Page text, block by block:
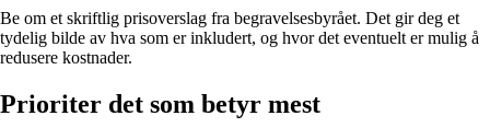
Be om et skriftlig prisoverslag fra begravelsesbyrået. Det gir deg et
tydelig bilde av hva som er inkludert, og hvor det eventuelt er mulig å
redusere kostnader.
Prioriter det som betyr mest